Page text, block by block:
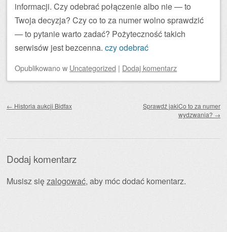
informacji. Czy odebrać połączenie albo nie — to
Twoja decyzja? Czy co to za numer wolno sprawdzić
— to pytanie warto zadać? Pożyteczność takich
serwisów jest bezcenna. czy odebrać
Opublikowanow Uncategorized | Dodaj komentarz
← Historia aukcji Bidfax
Sprawdź jakiCo to za numer
wydzwania? →
Dodaj komentarz
Musisz sięzalogować, aby móc dodać komentarz.